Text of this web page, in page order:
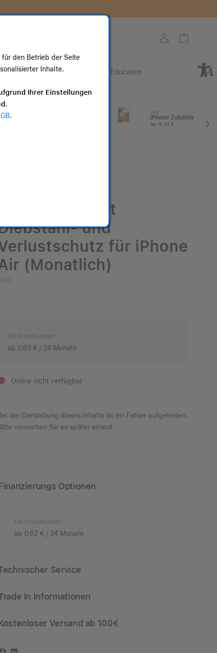
Mein KontoWarenkorb
Retail Education
NEU
iPhone Zubehör
ab 10,00 €
AppleCare+ mit
und
für iPhone
(Monatlich)
Für Privatkunden
ab 0,62 € / 24 Monate
Online nicht verfügbar
der Darstellung dieses Inhalts ist ein Fehler aufgetreten.
versuchen Sie es später erneut.
Optionen
Für Privatkunden
ab 0,62 € / 24 Monate
Service
In Informationen
Versand ab 100€
den Betrieb der Seite
Inhalte.
Ihrer Einstellungen
.